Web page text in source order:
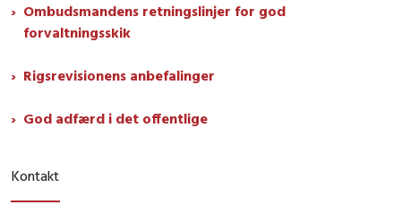
Ombudsmandens retningslinjer for god
forvaltningsskik
Rigsrevisionens anbefalinger
God adfærd i det offentlige
Kontakt